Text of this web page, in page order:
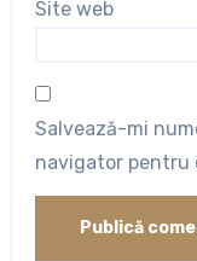
Site web
Salvează-mi
navigator pentru